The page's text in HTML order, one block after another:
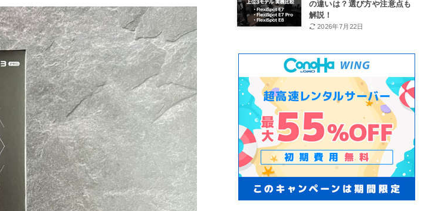
の違いは？選び方や注意点も
解説！
2026年7月22日